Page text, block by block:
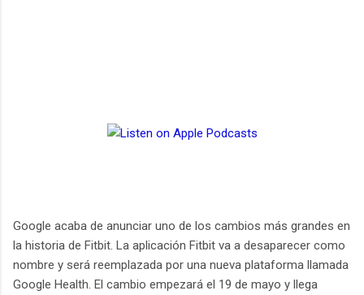
Google acaba de anunciar uno de los cambios más grandes en
la historia de Fitbit. La aplicación Fitbit va a desaparecer como
nombre y será reemplazada por una nueva plataforma llamada
Google Health. El cambio empezará el 19 de mayo y llega